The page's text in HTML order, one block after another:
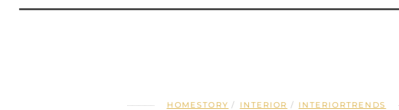
HOMESTORY INTERIOR INTERIORTRENDS